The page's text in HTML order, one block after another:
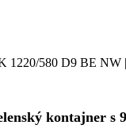
1220/580 D9 BE NW
kontajner s